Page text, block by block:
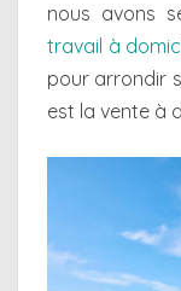
nous avons
travail à
pour arrondir
est la vente à